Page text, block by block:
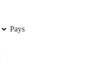
Pays